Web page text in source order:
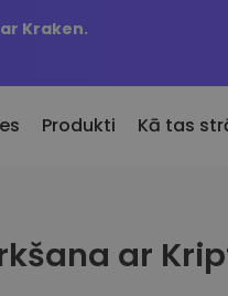
Kraken.
Pievienotie
Kriptomat pievienotie žetoni
Produkti
KriptoEarn
Nopelniet
Kā tas
ar